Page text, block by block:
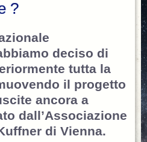
?
deciso di
tutta la
il progetto
ancora a
dall’Associazione
di Vienna.